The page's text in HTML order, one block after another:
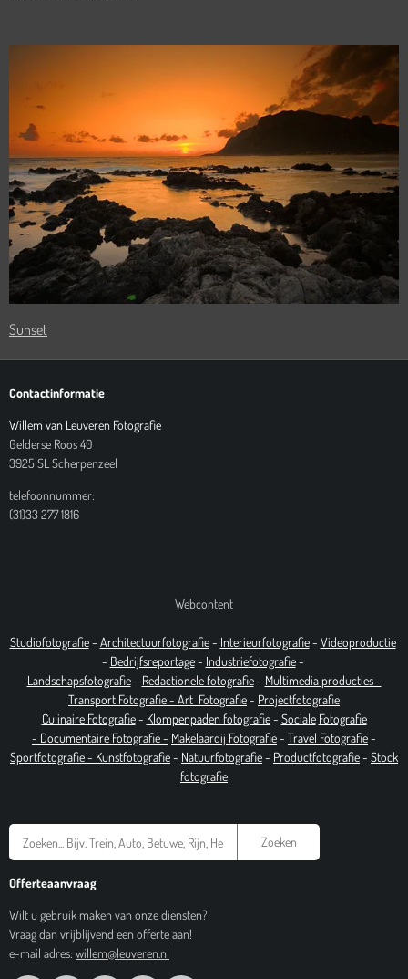
Sunset
Contactinformatie
Willem van Leuveren Fotografie
Gelderse Roos 40
3925 SL Scherpenzeel
telefoonnummer:
(31)33 277 1816
Webcontent
Studiofotografie- Architectuurfotografie- Interieurfotografie- Videoproductie
- Bedrijfsreportage- Industriefotografie-
Landschapsfotografie- Redactionele fotografie- Multimedia producties -
Transport Fotografie - Art Fotografie- Projectfotografie
Culinaire Fotografie- Klompenpaden fotografie- Sociale Fotografie
- Documentaire Fotografie- Makelaardij Fotografie- Travel Fotografie-
Sportfotografie - Kunstfotografie- Natuurfotografie- Productfotografie- Stock
fotografie
Zoeken
Offerteaanvraag
Wilt u gebruik maken van onze diensten?
Vraag dan vrijblijvend een offerte aan!
e-mail adres: willem@leuveren.nl